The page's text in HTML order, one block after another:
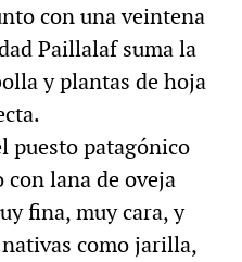
con una veintena
Paillalaf suma la
y plantas de hoja
puesto patagónico
con lana de oveja
fina, muy cara, y
como jarilla,